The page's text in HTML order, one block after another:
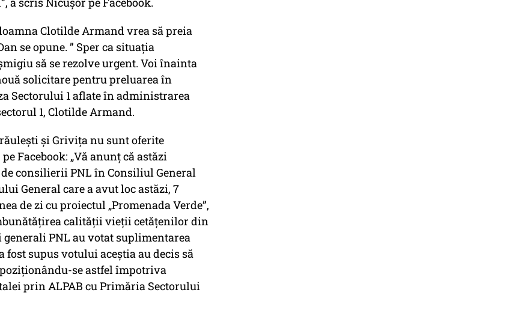
Clotilde Armand vrea să preia
se opune. ” Sper ca situaţia
să se rezolve urgent. Voi înainta
solicitare pentru preluarea în
Sectorului 1 aflate în administrarea
1, Clotilde Armand.
și Grivița nu sunt oferite
Facebook: „Vă anunț că astăzi
de consilierii PNL în Consiliul General
General care a avut loc astăzi, 7
de zi cu proiectul „Promenada Verde”,
calității vieții cetățenilor din
PNL au votat suplimentarea
supus votului aceștia au decis să
se astfel împotriva
prin ALPAB cu Primăria Sectorului